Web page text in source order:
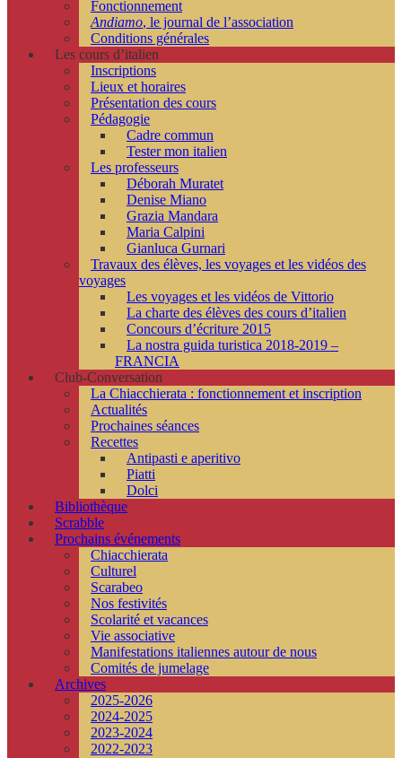
Fonctionnement
Andiamo, le journal de l’association
Conditions générales
Les cours d’italien
Inscriptions
Lieux et horaires
Présentation des cours
Pédagogie
Cadre commun
Tester mon italien
Les professeurs
Déborah Muratet
Denise Miano
Grazia Mandara
Maria Calpini
Gianluca Gurnari
Travaux des élèves, les voyages et les vidéos des
voyages
Les voyages et les vidéos de Vittorio
La charte des élèves des cours d’italien
Concours d’écriture 2015
La nostra guida turistica 2018-2019 –
FRANCIA
Club-Conversation
La Chiacchierata : fonctionnement et inscription
Actualités
Prochaines séances
Recettes
Antipasti e aperitivo
Piatti
Dolci
Bibliothèque
Scrabble
Prochains événements
Chiacchierata
Culturel
Scarabeo
Nos festivités
Scolarité et vacances
Vie associative
Manifestations italiennes autour de nous
Comités de jumelage
Archives
2025-2026
2024-2025
2023-2024
2022-2023